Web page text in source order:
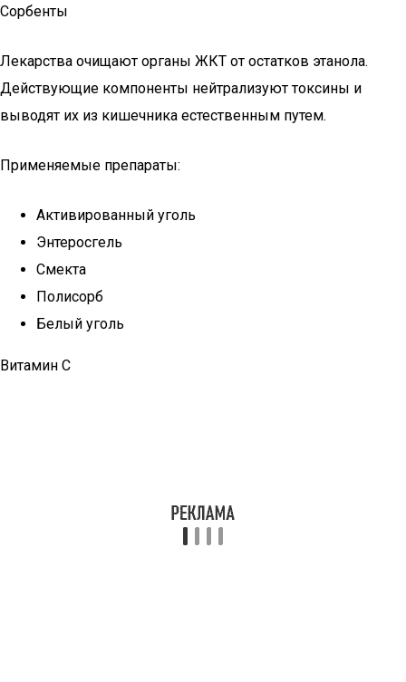
Сорбенты
Лекарства очищают органы ЖКТ от остатков этанола.
Действующие компоненты нейтрализуют токсины и
выводят их из кишечника естественным путем.
Применяемые препараты:
Активированный уголь
Энтеросгель
Смекта
Полисорб
Белый уголь
Витамин С